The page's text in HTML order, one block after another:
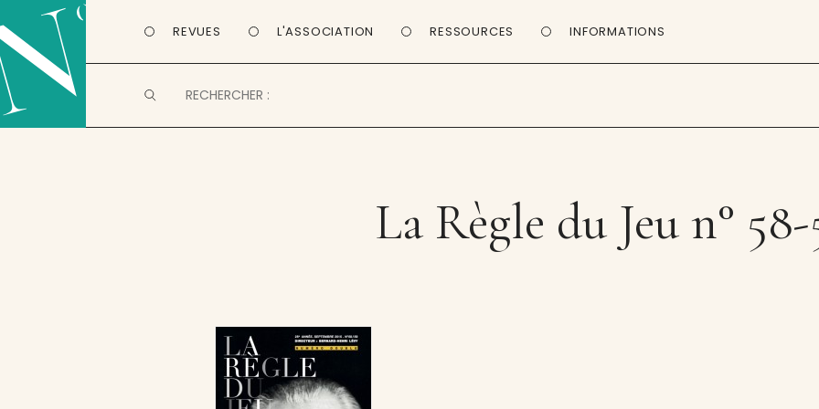
REVUES L'ASSOCIATION RESSOURCES INFORMATIONS
La Règle du Jeu n° 58-